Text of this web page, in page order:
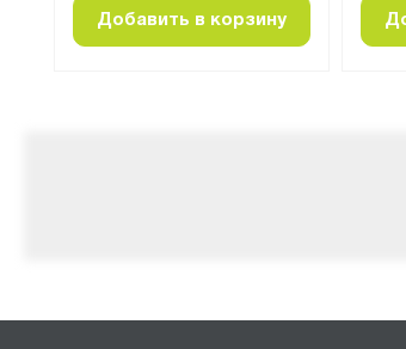
Добавить в корзину